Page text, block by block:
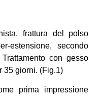
frattura del polso
estensione, secondo
con gesso
35 giorni. (Fig.1)
prima impressione